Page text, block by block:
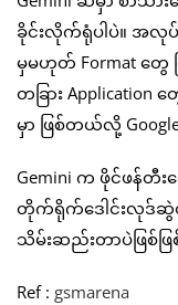
ခိုင်းလိုက်ရုံပါပဲ။ အလု
မှမဟုတ် Format တွေ
တခြား
မှာ ဖြစ်တယ်လို့
Gemini က ဖိုင်ဖန်တီ
တိုက်ရိုက်ဒေါင်းလုဒ်ဆွဲတ
သိမ်းဆည်းတာပဲဖြစ်ဖ
Ref : gsmarena